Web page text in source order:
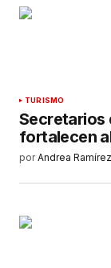
TURISMO
Secretarios
fortalecen
por Andrea Ramírez